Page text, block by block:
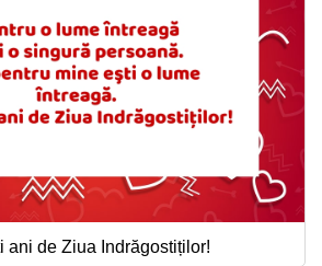
ani de Ziua Indrăgostiților!